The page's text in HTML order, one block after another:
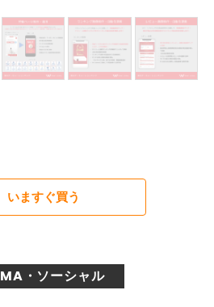
いますぐ買う
MA・ソーシャル